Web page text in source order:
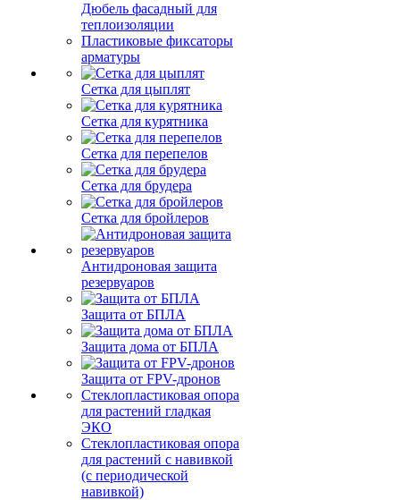
Дюбель фасадный для
теплоизоляции
Пластиковые фиксаторы
арматуры
Сетка для цыплят
Сетка для курятника
Сетка для перепелов
Сетка для брудера
Сетка для бройлеров
Антидроновая защита
резервуаров
Защита от БПЛА
Защита дома от БПЛА
Защита от FPV-дронов
Стеклопластиковая опора
для растений гладкая
ЭКО
Стеклопластиковая опора
для растений с навивкой
(с периодической
навивкой)